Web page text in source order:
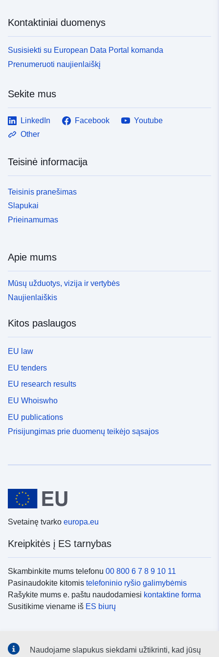
Kontaktiniai duomenys
Susisiekti su European Data Portal komanda
Prenumeruoti naujienlaiškį
Sekite mus
LinkedIn Facebook
Youtube
Other
Teisinė informacija
Teisinis pranešimas
Slapukai
Prieinamumas
Apie mums
Mūsų užduotys, vizija ir vertybės
Naujienlaiškis
Kitos paslaugos
EU law
EU tenders
EU research results
EU Whoiswho
EU publications
Prisijungimas prie duomenų teikėjo sąsajos
Svetainę tvarko europa.eu
Kreipkitės į ES tarnybas
Skambinkite mums telefonu 00 800 6 7 8 9 10 11
Pasinaudokite kitomis telefoninio ryšio galimybėmis
Rašykite mums e. paštu naudodamiesi kontaktine forma
Susitikime viename iš ES biurų
Naudojame slapukus siekdami užtikrinti, kad jūsų